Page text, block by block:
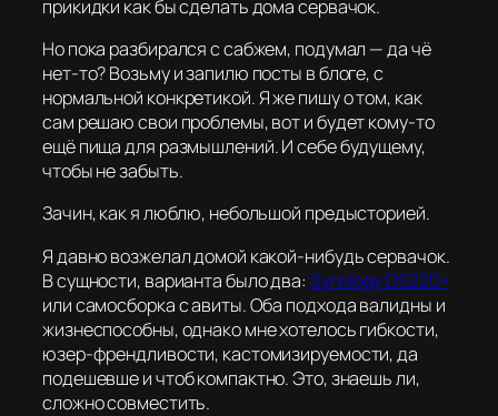
прикидки как бы сделать дома сервачок.
Но пока разбирался с сабжем, подумал — да чё
нет-то? Возьму и запилю посты в блоге, с
нормальной конкретикой. Я же пишу о том, как
сам решаю свои проблемы, вот и будет кому-то
ещё пища для размышлений. И себе будущему,
чтобы не забыть.
Зачин, как я люблю, небольшой предысторией.
Я давно возжелал домой какой-нибудь сервачок.
В сущности, варианта было два: Synology DS220+
или самосборка с авиты. Оба подхода валидны и
жизнеспособны, однако мне хотелось гибкости,
юзер-френдливости, кастомизируемости, да
подешевше и чтоб компактно. Это, знаешь ли,
сложно совместить.